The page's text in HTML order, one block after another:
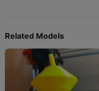
Related Models